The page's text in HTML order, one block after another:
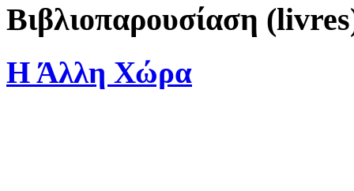
Βιβλιοπαρουσίαση
Η Άλλη Χώρα